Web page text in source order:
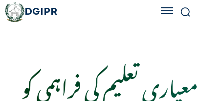
DGIPR
معیاری تعلیم کی فراہمی کو